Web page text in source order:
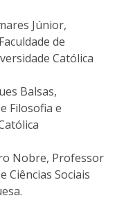
Júnior,
de
Católica
Balsas,
Filosofia e
Nobre, Professor
Ciências Sociais